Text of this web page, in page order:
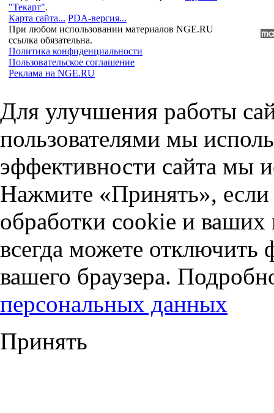
"Текарт".
Карта сайта... PDA-версия...
При любом использовании материалов NGE.RU
ссылка обязательна.
Политика конфиденциальности
Пользовательское соглашение
Реклама на NGE.RU
Для улучшения работы
пользователями мы
эффективности сайта мы
Нажмите «Принять», если
обработки cookie и
всегда можете отключить
вашего браузера.
персональных данных
Принять